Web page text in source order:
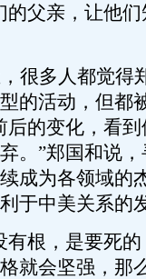
的父亲，让他
多人都觉得
的活动，但都
后的变化，看
。”郑国和说
成为各领域的
于中美关系的
根，是要死的
就会坚强，那